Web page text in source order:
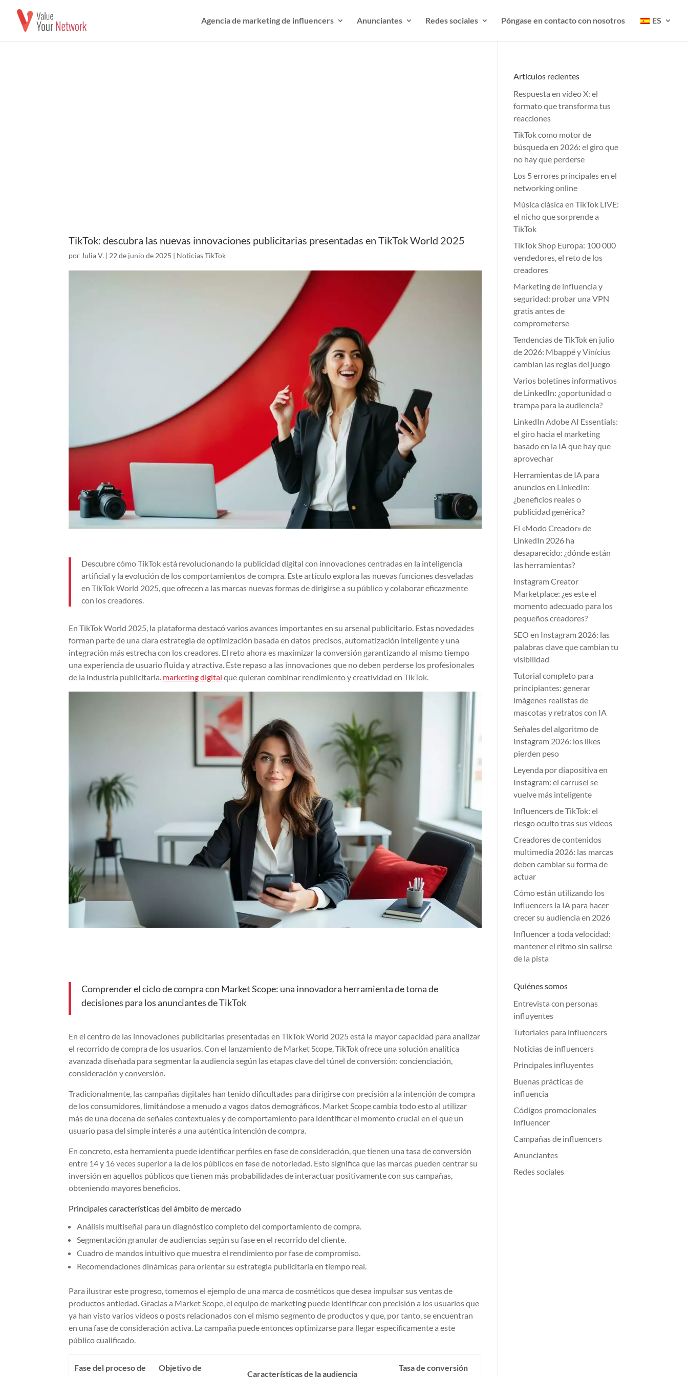
Agencia de marketing de influencers Anunciantes Redes sociales Póngase en contacto con nosotros ES
TikTok: descubra las nuevas innovaciones publicitarias presentadas en TikTok World 2025
por Julia V. | 22 de junio de 2025 | Noticias TikTok
Descubre cómo TikTok está revolucionando la publicidad digital con innovaciones centradas en la inteligencia
artificial y la evolución de los comportamientos de compra. Este artículo explora las nuevas funciones desveladas
en TikTok World 2025, que ofrecen a las marcas nuevas formas de dirigirse a su público y colaborar eficazmente
con los creadores.
En TikTok World 2025, la plataforma destacó varios avances importantes en su arsenal publicitario. Estas novedades
forman parte de una clara estrategia de optimización basada en datos precisos, automatización inteligente y una
integración más estrecha con los creadores. El reto ahora es maximizar la conversión garantizando al mismo tiempo
una experiencia de usuario fluida y atractiva. Este repaso a las innovaciones que no deben perderse los profesionales
de la industria publicitaria. marketing digital que quieran combinar rendimiento y creatividad en TikTok.
Comprender el ciclo de compra con Market Scope: una innovadora herramienta de toma de
decisiones para los anunciantes de TikTok
En el centro de las innovaciones publicitarias presentadas en TikTok World 2025 está la mayor capacidad para analizar
el recorrido de compra de los usuarios. Con el lanzamiento de Market Scope, TikTok ofrece una solución analítica
avanzada diseñada para segmentar la audiencia según las etapas clave del túnel de conversión: concienciación,
consideración y conversión.
Tradicionalmente, las campañas digitales han tenido dificultades para dirigirse con precisión a la intención de compra
de los consumidores, limitándose a menudo a vagos datos demográficos. Market Scope cambia todo esto al utilizar
más de una docena de señales contextuales y de comportamiento para identificar el momento crucial en el que un
usuario pasa del simple interés a una auténtica intención de compra.
En concreto, esta herramienta puede identificar perfiles en fase de consideración, que tienen una tasa de conversión
entre 14 y 16 veces superior a la de los públicos en fase de notoriedad. Esto significa que las marcas pueden centrar su
inversión en aquellos públicos que tienen más probabilidades de interactuar positivamente con sus campañas,
obteniendo mayores beneficios.
Principales características del ámbito de mercado
Análisis multiseñal para un diagnóstico completo del comportamiento de compra.
Segmentación granular de audiencias según su fase en el recorrido del cliente.
Cuadro de mandos intuitivo que muestra el rendimiento por fase de compromiso.
Recomendaciones dinámicas para orientar su estrategia publicitaria en tiempo real.
Para ilustrar este progreso, tomemos el ejemplo de una marca de cosméticos que desea impulsar sus ventas de
productos antiedad. Gracias a Market Scope, el equipo de marketing puede identificar con precisión a los usuarios que
ya han visto varios vídeos o posts relacionados con el mismo segmento de productos y que, por tanto, se encuentran
en una fase de consideración activa. La campaña puede entonces optimizarse para llegar específicamente a este
público cualificado.
Fase del proceso de
Objetivo de
Características de la audiencia
Tasa de conversión
Artículos recientes
Respuesta en vídeo X: el
formato que transforma tus
reacciones
TikTok como motor de
búsqueda en 2026: el giro que
no hay que perderse
Los 5 errores principales en el
networking online
Música clásica en TikTok LIVE:
el nicho que sorprende a
TikTok
TikTok Shop Europa: 100 000
vendedores, el reto de los
creadores
Marketing de influencia y
seguridad: probar una VPN
gratis antes de
comprometerse
Tendencias de TikTok en julio
de 2026: Mbappé y Vinícius
cambian las reglas del juego
Varios boletines informativos
de LinkedIn: ¿oportunidad o
trampa para la audiencia?
LinkedIn Adobe AI Essentials:
el giro hacia el marketing
basado en la IA que hay que
aprovechar
Herramientas de IA para
anuncios en LinkedIn:
¿beneficios reales o
publicidad genérica?
El «Modo Creador» de
LinkedIn 2026 ha
desaparecido: ¿dónde están
las herramientas?
Instagram Creator
Marketplace: ¿es este el
momento adecuado para los
pequeños creadores?
SEO en Instagram 2026: las
palabras clave que cambian tu
visibilidad
Tutorial completo para
principiantes: generar
imágenes realistas de
mascotas y retratos con IA
Señales del algoritmo de
Instagram 2026: los likes
pierden peso
Leyenda por diapositiva en
Instagram: el carrusel se
vuelve más inteligente
Influencers de TikTok: el
riesgo oculto tras sus vídeos
Creadores de contenidos
multimedia 2026: las marcas
deben cambiar su forma de
actuar
Cómo están utilizando los
influencers la IA para hacer
crecer su audiencia en 2026
Influencer a toda velocidad:
mantener el ritmo sin salirse
de la pista
Quiénes somos
Entrevista con personas
influyentes
Tutoriales para influencers
Noticias de influencers
Principales influyentes
Buenas prácticas de
influencia
Códigos promocionales
Influencer
Campañas de influencers
Anunciantes
Redes sociales